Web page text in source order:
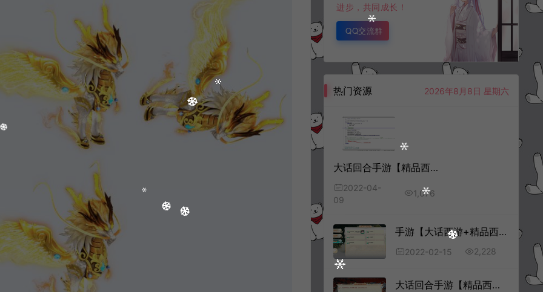
进步，共同成长！
QQ交流群
热门资源 2026年8月8日 星期六
大话回合手游【精品西游】极品播报开启教程
2022-04-
09
1,076
手游【大话西游+精品西游】2月最新整理通用开新区教程
2022-02-15 2,228
大话回合手游【精品西游】登录界面公告+进游戏攻略修改教程